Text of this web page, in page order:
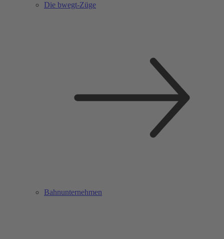
Die bwegt-Züge
Bahnunternehmen